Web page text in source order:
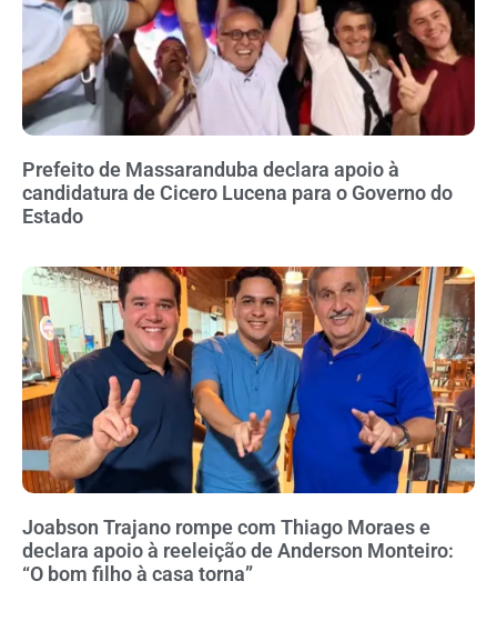
Prefeito de Massaranduba declara apoio à
candidatura de Cicero Lucena para o Governo do
Estado
Joabson Trajano rompe com Thiago Moraes e
declara apoio à reeleição de Anderson Monteiro:
“O bom filho à casa torna”